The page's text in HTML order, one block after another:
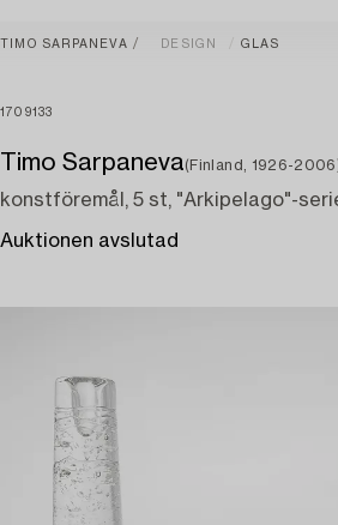
TIMO SARPANEVA DESIGN GLAS
1709133
Timo Sarpaneva(Finland, 1926-
konstföremål, 5 st, "Arkipelago"-
Auktionen avslutad